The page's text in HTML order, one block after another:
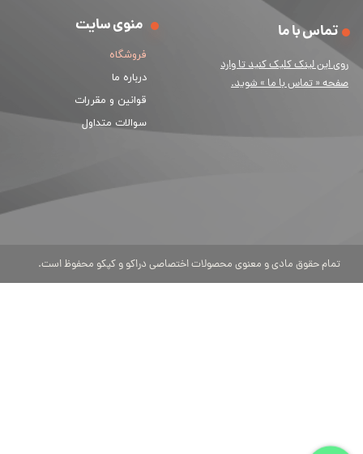
تمام حقوق مادی و معنوی محصولات اختصاصی دراکو و کپکو محفوظ است.
منوی سایت
فروشگاه
درباره ما
قوانین و مقررات
سوالات متداول
تماس با ما
روی این لینک کلیک کنید تا وارد
صفحه « تماس با ما » شوید.